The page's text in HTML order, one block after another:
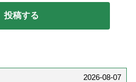
2026-08-07